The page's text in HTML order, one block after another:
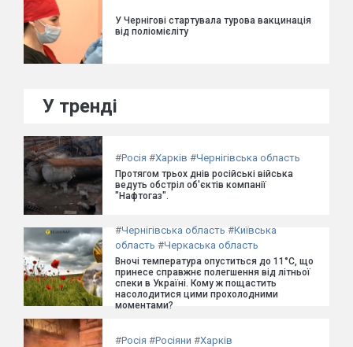
У Чернігові стартувала турова вакцинація
від поліомієліту
У тренді
#Росія #Харків #Чернігівська область
Протягом трьох днів російські війська
ведуть обстріл об'єктів компанії
"Нафтогаз".
#Чернігівська область #Київська
область #Черкаська область
Вночі температура опуститься до 11°C, що
принесе справжнє полегшення від літньої
спеки в Україні. Кому ж пощастить
насолодитися цими прохолодними
моментами?
#Росія #Росіяни #Харків